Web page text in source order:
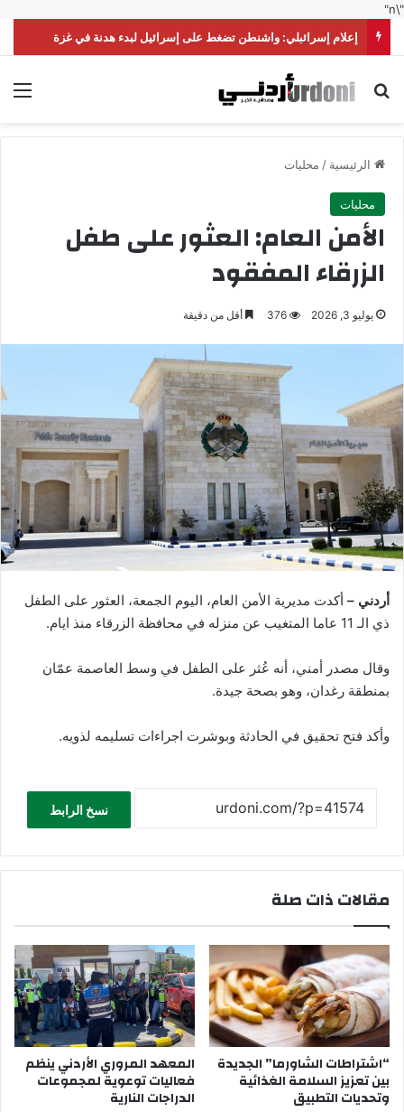
"\n"
إعلام إسرائيلي: واشنطن تضغط على إسرائيل لبدء هدنة في غزة
بحث عن
الرئيسية / محليات
محليات
الأمن العام: العثور على طفل
الزرقاء المفقود
يوليو 3, 2026 376 أقل من دقيقة
أردني – أكدت مديرية الأمن العام، اليوم الجمعة، العثور على الطفل
ذي الـ 11 عاما المتغيب عن منزله في محافظة الزرقاء منذ ايام.
وقال مصدر أمني، أنه عُثر على الطفل في وسط العاصمة عمّان
بمنطقة رغدان، وهو بصحة جيدة.
وأكد فتح تحقيق في الحادثة وبوشرت اجراءات تسليمه لذويه.
نسخ الرابط
مقالات ذات صلة
“اشتراطات الشاورما” الجديدة
بين تعزيز السلامة الغذائية
وتحديات التطبيق
المعهد المروري الأردني ينظم
فعاليات توعوية لمجموعات
الدراجات النارية